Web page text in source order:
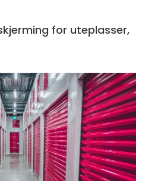
for uteplasser,